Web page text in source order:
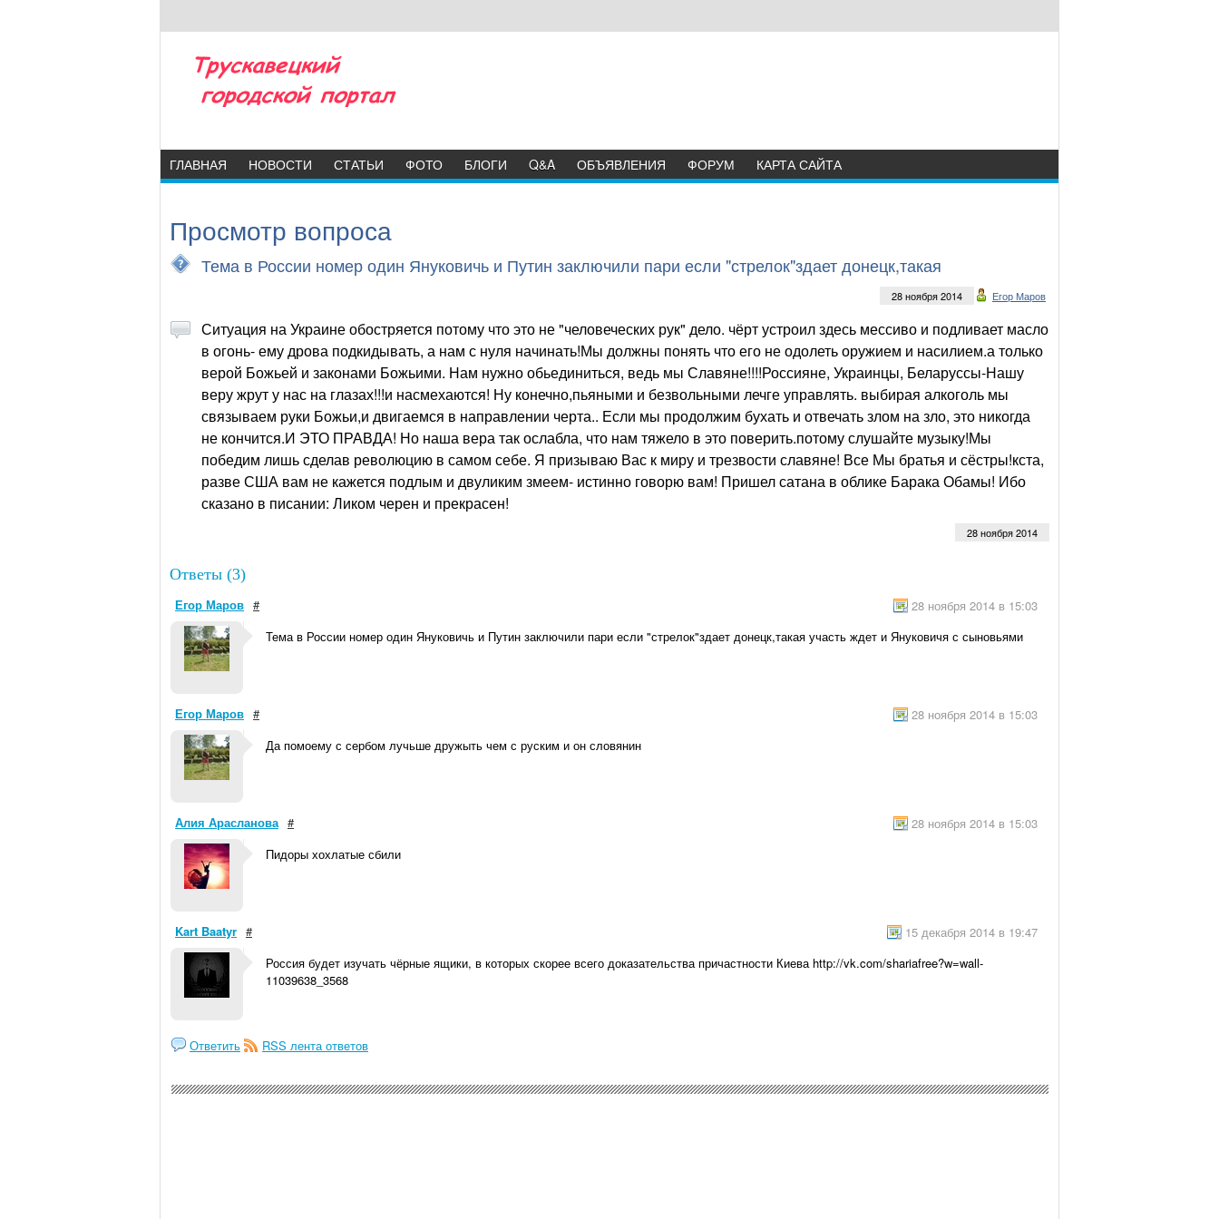
ГЛАВНАЯ НОВОСТИ СТАТЬИ ФОТО БЛОГИ Q&A ОБЪЯВЛЕНИЯ ФОРУМ КАРТА САЙТА
Просмотр вопроса
Тема в России номер один Януковичь и Путин заключили пари если "стрелок"здает донецк,такая
Егор Маров
28 ноября 2014
Ситуация на Украине обостряется потому что это не "человеческих рук" дело. чёрт устроил здесь мессиво и подливает масло
в огонь- ему дрова подкидывать, а нам с нуля начинать!Мы должны понять что его не одолеть оружием и насилием.а только
верой Божьей и законами Божьими. Нам нужно обьединиться, ведь мы Славяне!!!!Россияне, Украинцы, Беларуссы-Нашу
веру жрут у нас на глазах!!!и насмехаются! Ну конечно,пьяными и безвольными лечге управлять. выбирая алкоголь мы
связываем руки Божьи,и двигаемся в направлении черта.. Если мы продолжим бухать и отвечать злом на зло, это никогда
не кончится.И ЭТО ПРАВДА! Но наша вера так ослабла, что нам тяжело в это поверить.потому слушайте музыку!Мы
победим лишь сделав революцию в самом себе. Я призываю Вас к миру и трезвости славяне! Все Мы братья и сёстры!кста,
разве США вам не кажется подлым и двуликим змеем- истинно говорю вам! Пришел сатана в облике Барака Обамы! Ибо
сказано в писании: Ликом черен и прекрасен!
28 ноября 2014
Ответы (3)
Егор Маров #
28 ноября 2014 в 15:03
Тема в России номер один Януковичь и Путин заключили пари если "стрелок"здает донецк,такая участь ждет и Януковичя с сыновьями
Егор Маров #
28 ноября 2014 в 15:03
Да помоему с сербом лучьше дружыть чем с руским и он словянин
Алия Арасланова #
28 ноября 2014 в 15:03
Пидоры хохлатые сбили
Kart Baatyr #
15 декабря 2014 в 19:47
Россия будет изучать чёрные ящики, в которых скорее всего доказательства причастности Киева http://vk.com/shariafree?w=wall-
11039638_3568
Ответить RSS лента ответов